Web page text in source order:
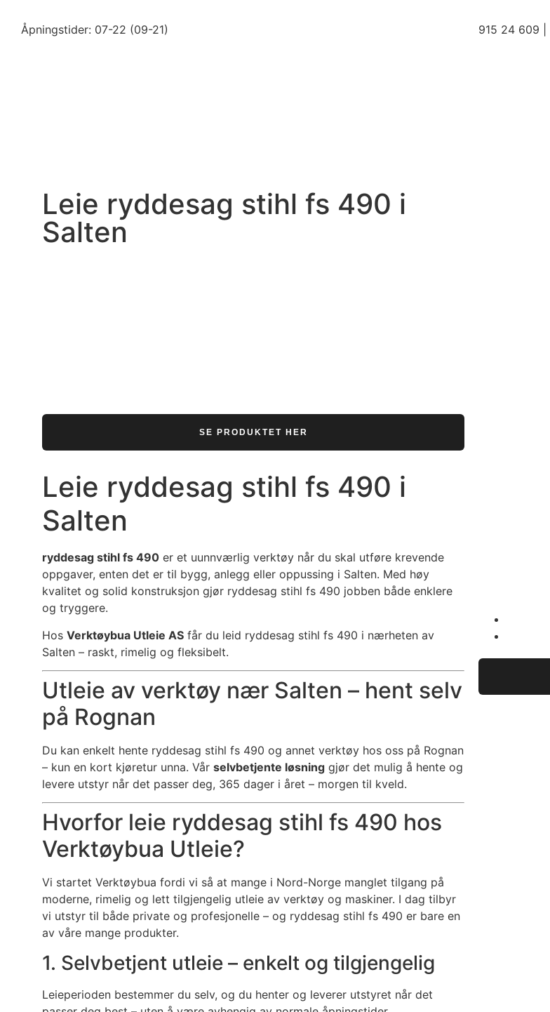
Åpningstider: 07-22 (09-21) 915 24 609 |
Leie ryddesag stihl fs 490 i
Salten
SE PRODUKTET HER
Leie ryddesag stihl fs 490 i
Salten
ryddesag stihl fs 490 er et uunnværlig verktøy når du skal utføre krevende
oppgaver, enten det er til bygg, anlegg eller oppussing i Salten. Med høy
kvalitet og solid konstruksjon gjør ryddesag stihl fs 490 jobben både enklere
og tryggere.
Hos Verktøybua Utleie AS får du leid ryddesag stihl fs 490 i nærheten av
Salten – raskt, rimelig og fleksibelt.
Utleie av verktøy nær Salten – hent selv
på Rognan
Du kan enkelt hente ryddesag stihl fs 490 og annet verktøy hos oss på Rognan
– kun en kort kjøretur unna. Vår selvbetjente løsning gjør det mulig å hente og
levere utstyr når det passer deg, 365 dager i året – morgen til kveld.
Hvorfor leie ryddesag stihl fs 490 hos
Verktøybua Utleie?
Vi startet Verktøybua fordi vi så at mange i Nord-Norge manglet tilgang på
moderne, rimelig og lett tilgjengelig utleie av verktøy og maskiner. I dag tilbyr
vi utstyr til både private og profesjonelle – og ryddesag stihl fs 490 er bare en
av våre mange produkter.
1. Selvbetjent utleie – enkelt og tilgjengelig
Leieperioden bestemmer du selv, og du henter og leverer utstyret når det